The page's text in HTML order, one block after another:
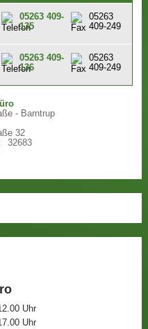
05263 409-
135
05263
409-249
05263 409-
136
05263
409-249
- Barntrup
32
32683
Uhr
Uhr